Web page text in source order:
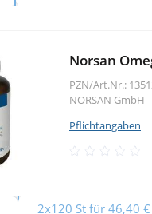
Norsan
PZN/Art.Nr.:
NORSAN GmbH
Pflichtangaben
2x120 St für 46,40 €